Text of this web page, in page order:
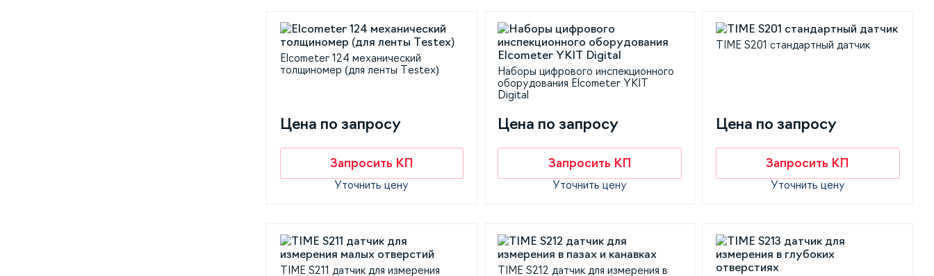
Elcometer 124 механический
толщиномер (для ленты Testex)
Цена по запросу
Запросить КП
Уточнить цену
Наборы цифрового инспекционного
оборудования Elcometer YKIT
Digital
Цена по запросу
Запросить КП
Уточнить цену
TIME S201 стандартный датчик
Цена по запросу
Запросить КП
Уточнить цену
TIME S211 датчик для измерения
TIME S212 датчик для измерения в